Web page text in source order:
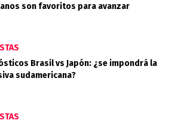
son favoritos para avanzar
Brasil vs Japón: ¿se impondrá la
sudamericana?